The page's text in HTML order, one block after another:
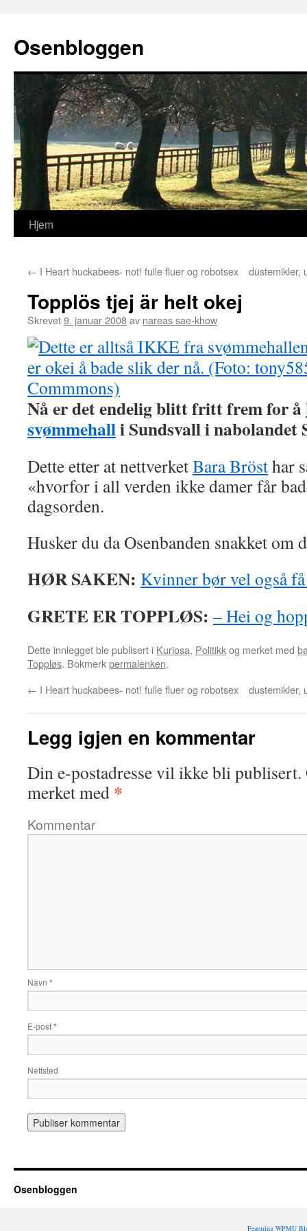
Osenbloggen
Hopp
innhold
Hjem
← I Heart huckabees- not! fulle fluer og robotsex dustemikler,
Topplös tjej är helt okej
Skrevet9. januar 2008av nareas sae-khow
Nå er det endelig blitt fritt frem for å
svømmehalli Sundsvall i nabolandet
Dette etter at nettverketBara Brösthar
«hvorfor i all verden ikke damer får
dagsorden.
Husker du da Osenbanden snakket om
HØR SAKEN: Kvinner bør vel også
GRETE ER TOPPLØS: – Hei og
Dette innlegget ble publisert i Kuriosa, Politikkog merket med
Toppløs. Bokmerkpermalenken.
← I Heart huckabees- not! fulle fluer og robotsex dustemikler,
Legg igjen en kommentar
Din e-postadresse vil ikke bli publisert.
merket med *
Kommentar
Navn *
E-post*
Nettsted
Osenbloggen
Featuring WPMU